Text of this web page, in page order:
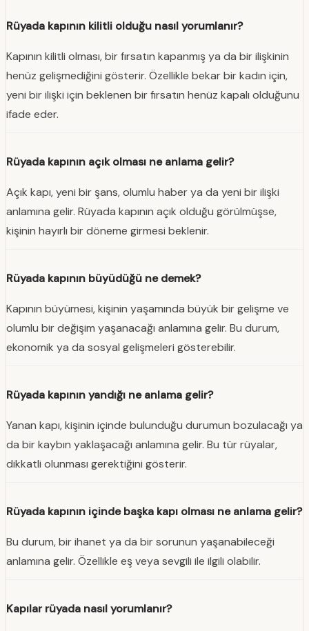
Rüyada kapının kilitli olduğu nasıl yorumlanır?
Kapının kilitli olması, bir fırsatın kapanmış ya da bir ilişkinin
henüz gelişmediğini gösterir. Özellikle bekar bir kadın için,
yeni bir ilişki için beklenen bir fırsatın henüz kapalı olduğunu
ifade eder.
Rüyada kapının açık olması ne anlama gelir?
Açık kapı, yeni bir şans, olumlu haber ya da yeni bir ilişki
anlamına gelir. Rüyada kapının açık olduğu görülmüşse,
kişinin hayırlı bir döneme girmesi beklenir.
Rüyada kapının büyüdüğü ne demek?
Kapının büyümesi, kişinin yaşamında büyük bir gelişme ve
olumlu bir değişim yaşanacağı anlamına gelir. Bu durum,
ekonomik ya da sosyal gelişmeleri gösterebilir.
Rüyada kapının yandığı ne anlama gelir?
Yanan kapı, kişinin içinde bulunduğu durumun bozulacağı ya
da bir kaybın yaklaşacağı anlamına gelir. Bu tür rüyalar,
dikkatli olunması gerektiğini gösterir.
Rüyada kapının içinde başka kapı olması ne anlama gelir?
Bu durum, bir ihanet ya da bir sorunun yaşanabileceği
anlamına gelir. Özellikle eş veya sevgili ile ilgili olabilir.
Kapılar rüyada nasıl yorumlanır?